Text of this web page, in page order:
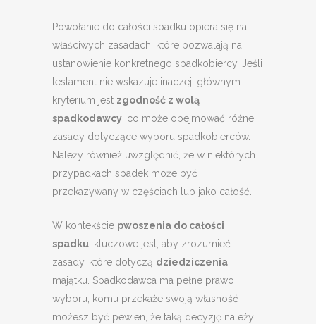
Powołanie do całości spadku opiera się na
właściwych zasadach, które pozwalają na
ustanowienie konkretnego spadkobiercy. Jeśli
testament nie wskazuje inaczej, głównym
kryterium jest zgodność z wolą
spadkodawcy, co może obejmować różne
zasady dotyczące wyboru spadkobierców.
Należy również uwzględnić, że w niektórych
przypadkach spadek może być
przekazywany w częściach lub jako całość.
W kontekście pwoszenia do całości
spadku, kluczowe jest, aby zrozumieć
zasady, które dotyczą dziedziczenia
majątku. Spadkodawca ma pełne prawo
wyboru, komu przekaże swoją własność —
możesz być pewien, że taką decyzję należy